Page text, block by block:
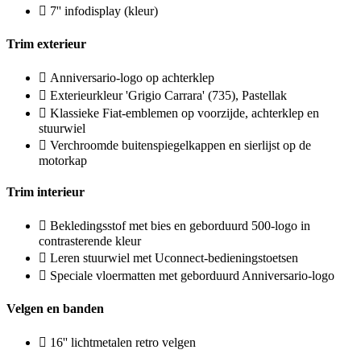
7'' infodisplay (kleur)
Trim exterieur
Anniversario-logo op achterklep
Exterieurkleur 'Grigio Carrara' (735), Pastellak
Klassieke Fiat-emblemen op voorzijde, achterklep en
stuurwiel
Verchroomde buitenspiegelkappen en sierlijst op de
motorkap
Trim interieur
Bekledingsstof met bies en geborduurd 500-logo in
contrasterende kleur
Leren stuurwiel met Uconnect-bedieningstoetsen
Speciale vloermatten met geborduurd Anniversario-logo
Velgen en banden
16'' lichtmetalen retro velgen